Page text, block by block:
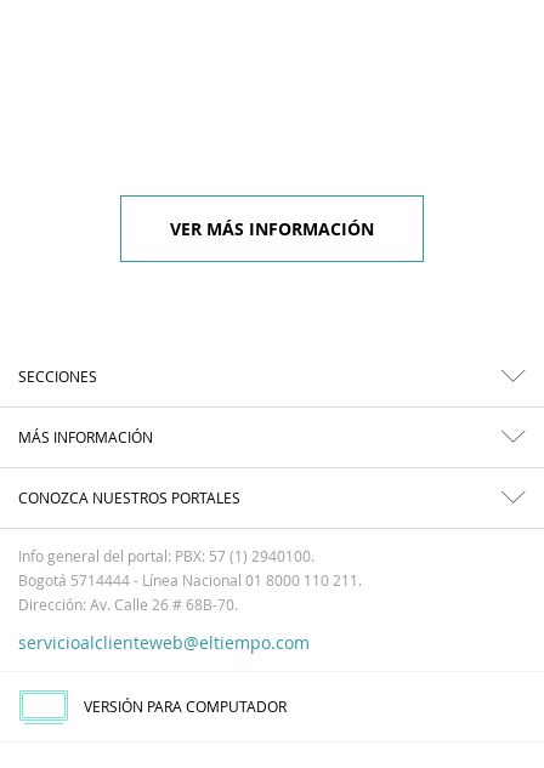
VER MÁS INFORMACIÓN
SECCIONES
MÁS INFORMACIÓN
CONOZCA NUESTROS PORTALES
Info general del portal: PBX: 57 (1) 2940100.
Bogotá 5714444 - Línea Nacional 01 8000 110 211.
Dirección: Av. Calle 26 # 68B-70.
servicioalclienteweb@eltiempo.com
VERSIÓN PARA COMPUTADOR